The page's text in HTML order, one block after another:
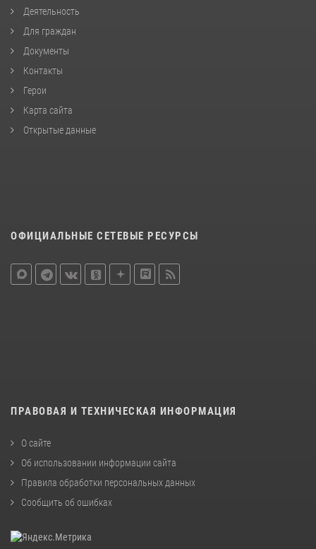
Деятельность
Для граждан
Документы
Контакты
Герои
Карта сайта
Открытые данные
ОФИЦИАЛЬНЫЕ СЕТЕВЫЕ РЕСУРСЫ
ПРАВОВАЯ И ТЕХНИЧЕСКАЯ ИНФОРМАЦИЯ
О сайте
Об использовании информации сайта
Правила обработки персональных данных
Сообщить об ошибках